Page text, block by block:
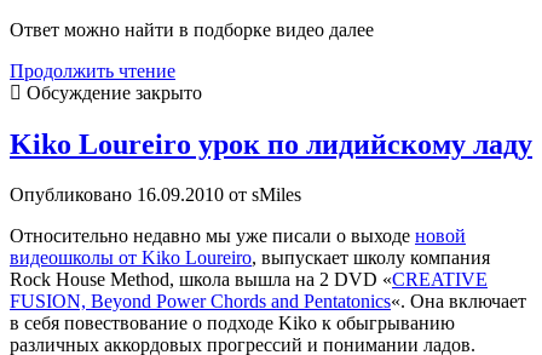
Ответ можно найти в подборке видео далее
Продолжить чтениеPaul
Gilbert
of
Обсуждение закрыто
Kiko Loureiro урок по лидийскому ладу
Опубликовано 16.09.2010 от sMiles
Относительно недавно мы уже писали о выходе новой
видеошколы от Kiko Loureiro, выпускает школу компания
Rock House Method, школа вышла на 2 DVD «CREATIVE
FUSION, Beyond Power Chords and Pentatonics«. Она включает
в себя повествование о подходе Kiko к обыгрыванию
различных аккордовых прогрессий и понимании ладов.